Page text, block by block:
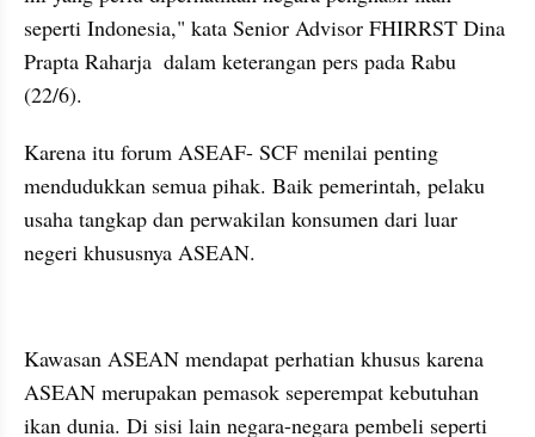
seperti Indonesia," kata Senior Advisor FHIRRST Dina
Prapta Raharja  dalam keterangan pers pada Rabu
(22/6).
Karena itu forum ASEAF- SCF menilai penting
mendudukkan semua pihak. Baik pemerintah, pelaku
usaha tangkap dan perwakilan konsumen dari luar
negeri khususnya ASEAN.
Kawasan ASEAN mendapat perhatian khusus karena
ASEAN merupakan pemasok seperempat kebutuhan
ikan dunia. Di sisi lain negara-negara pembeli seperti